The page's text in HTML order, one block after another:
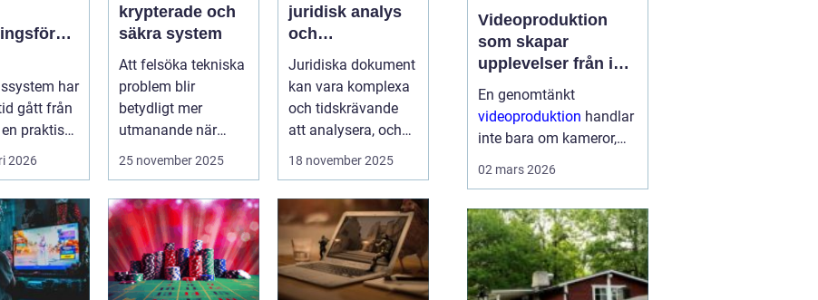
har
gått från
praktisk
2026
krypterade och
säkra system
Att felsöka tekniska
problem blir
betydligt mer
utmanande när
system är
25 november 2025
juridisk analys
och
kontraktsgransk
ning
Juridiska dokument
kan vara komplexa
och tidskrävande
att analysera, och
felaktigheter eller
18 november 2025
Videoproduktion
som skapar
upplevelser från idé
till färdig sändning
En genomtänkt
videoproduktion handlar
inte bara om kameror,
människor minns.
Oavsett om det gäller en
konferens, konsert,
mässa eller ett ...
02 mars 2026